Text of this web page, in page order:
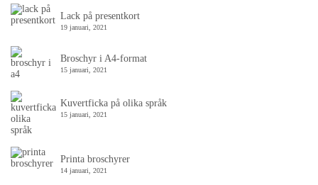
Lack på presentkort
19 januari, 2021
Broschyr i A4-format
15 januari, 2021
Kuvertficka på olika språk
15 januari, 2021
Printa broschyrer
14 januari, 2021